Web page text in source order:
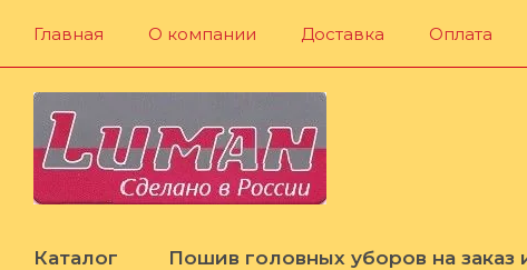
Главная О компании Доставка Оплата
Каталог Пошив головных уборов на заказ